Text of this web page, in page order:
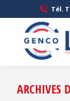
Tél.
ARCHIVES